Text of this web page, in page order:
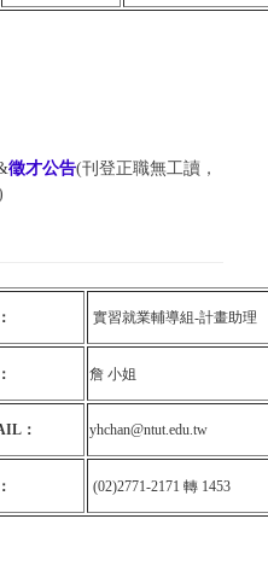
徵才公告(刊登正職無工讀，
實習就業輔導組-計畫助理
詹 小姐
： yhchan@ntut.edu.tw
(02)2771-2171 轉 1453